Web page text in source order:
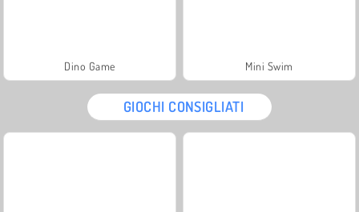
Dino Game Mini Swim
GIOCHI CONSIGLIATI